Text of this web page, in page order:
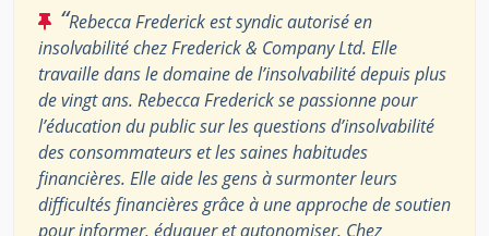
“Rebecca Frederick est syndic autorisé en
insolvabilité chez Frederick & Company Ltd. Elle
travaille dans le domaine de l’insolvabilité depuis plus
de vingt ans. Rebecca Frederick se passionne pour
l’éducation du public sur les questions d’insolvabilité
des consommateurs et les saines habitudes
financières. Elle aide les gens à surmonter leurs
difficultés financières grâce à une approche de soutien
pour informer, éduquer et autonomiser. Chez